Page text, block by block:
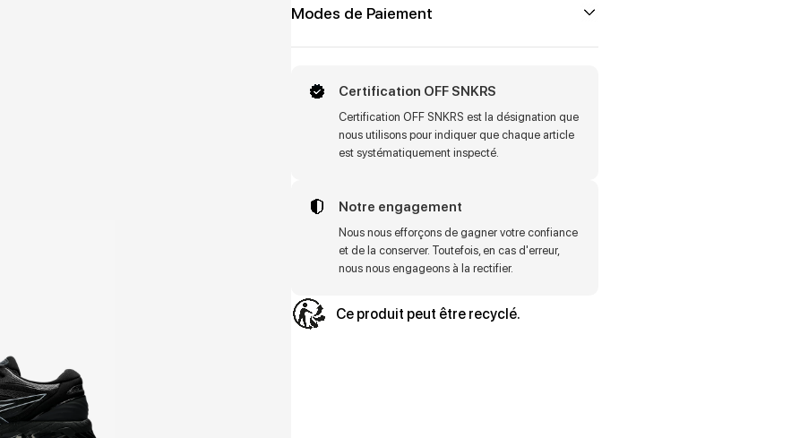
Modes de Paiement
Certification OFF SNKRS
Certification OFF SNKRS est la désignation que
nous utilisons pour indiquer que chaque article
est systématiquement inspecté.
Notre engagement
Nous nous efforçons de gagner votre confiance
et de la conserver. Toutefois, en cas d'erreur,
nous nous engageons à la rectifier.
Ce produit peut être recyclé.